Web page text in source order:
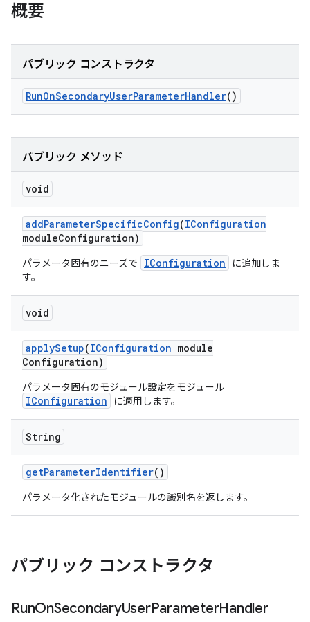
概要
パブリック コンストラクタ
RunOnSecondaryUserParameterHandler()
パブリック メソッド
void
addParameterSpecificConfig(IConfiguration
moduleConfiguration)
パラメータ固有のニーズで IConfiguration
に追加しま
す。
void
applySetup(IConfiguration module
Configuration)
パラメータ固有のモジュール設定をモジュール
IConfiguration に適用します。
String
getParameterIdentifier()
パラメータ化されたモジュールの識別名を返します。
パブリック コンストラクタ
RunOnSecondaryUserParameterHandler